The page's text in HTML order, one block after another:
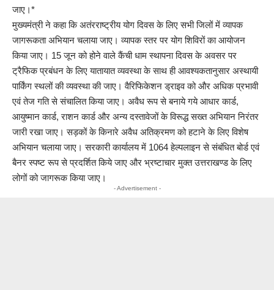
जाए।*
मुख्यमंत्री ने कहा कि अतंरराष्ट्रीय योग दिवस के लिए सभी जिलों में व्यापक
जागरूकता अभियान चलाया जाए। व्यापक स्तर पर योग शिविरों का आयोजन
किया जाए। 15 जून को होने वाले कैंची धाम स्थापना दिवस के अवसर पर
ट्रैफिक प्रबंधन के लिए यातायात व्यवस्था के साथ ही आवश्यकतानुसार अस्थायी
पार्किंग स्थलों की व्यवस्था की जाए। वैरिफिकेशन ड्राइव को और अधिक प्रभावी
एवं तेज गति से संचालित किया जाए। अवैध रूप से बनाये गये आधार कार्ड,
आयुष्मान कार्ड, राशन कार्ड और अन्य दस्तावेजों के विरूद्ध सख्त अभियान निरंतर
जारी रखा जाए। सड़कों के किनारे अवैध अतिक्रमण को हटाने के लिए विशेष
अभियान चलाया जाए। सरकारी कार्यालय में 1064 हेल्पलाइन से संबंधित बोर्ड एवं
बैनर स्पष्ट रूप से प्रदर्शित किये जाए और भ्रष्टाचार मुक्त उत्तराखण्ड के लिए
लोगों को जागरूक किया जाए।
- Advertisement -